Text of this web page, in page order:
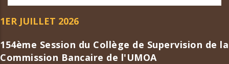
1ER JUILLET 2026
154ème Session du Collège de Supervision de la
Commission Bancaire de l'UMOA